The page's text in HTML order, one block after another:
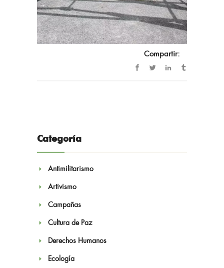
Compartir:
Categoría
Antimilitarismo
Artivismo
Campañas
Cultura de Paz
Derechos Humanos
Ecología